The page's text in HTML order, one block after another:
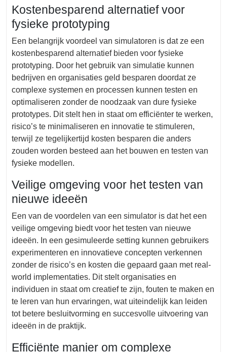
Kostenbesparend alternatief voor
fysieke prototyping
Een belangrijk voordeel van simulatoren is dat ze een
kostenbesparend alternatief bieden voor fysieke
prototyping. Door het gebruik van simulatie kunnen
bedrijven en organisaties geld besparen doordat ze
complexe systemen en processen kunnen testen en
optimaliseren zonder de noodzaak van dure fysieke
prototypes. Dit stelt hen in staat om efficiënter te werken,
risico’s te minimaliseren en innovatie te stimuleren,
terwijl ze tegelijkertijd kosten besparen die anders
zouden worden besteed aan het bouwen en testen van
fysieke modellen.
Veilige omgeving voor het testen van
nieuwe ideeën
Een van de voordelen van een simulator is dat het een
veilige omgeving biedt voor het testen van nieuwe
ideeën. In een gesimuleerde setting kunnen gebruikers
experimenteren en innovatieve concepten verkennen
zonder de risico’s en kosten die gepaard gaan met real-
world implementaties. Dit stelt organisaties en
individuen in staat om creatief te zijn, fouten te maken en
te leren van hun ervaringen, wat uiteindelijk kan leiden
tot betere besluitvorming en succesvolle uitvoering van
ideeën in de praktijk.
Efficiënte manier om complexe